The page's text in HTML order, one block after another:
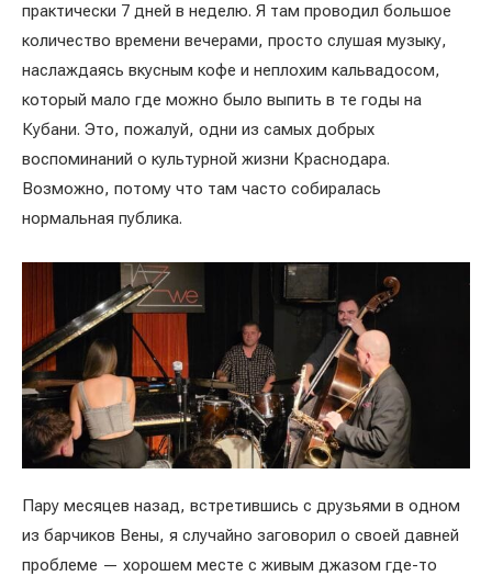
практически 7 дней в неделю. Я там проводил большое
количество времени вечерами, просто слушая музыку,
наслаждаясь вкусным кофе и неплохим кальвадосом,
который мало где можно было выпить в те годы на
Кубани. Это, пожалуй, одни из самых добрых
воспоминаний о культурной жизни Краснодара.
Возможно, потому что там часто собиралась
нормальная публика.
Пару месяцев назад, встретившись с друзьями в одном
из барчиков Вены, я случайно заговорил о своей давней
проблеме — хорошем месте с живым джазом где-то